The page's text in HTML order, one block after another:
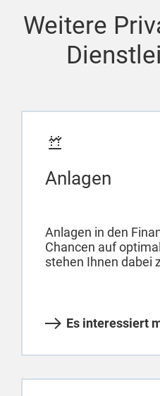
Weitere
Anlagen
Anlagen in den
Chancen auf
stehen Ihnen dabei
Es interessiert